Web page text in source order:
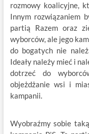
rozmowy koalicyjne,
Innym rozwiązaniem
partią Razem oraz
wyborców, ale jego
do bogatych nie
Ideały należy mieć i
dotrzeć do
objeżdżanie wsi i
kampanii.
Wyobraźmy sobie